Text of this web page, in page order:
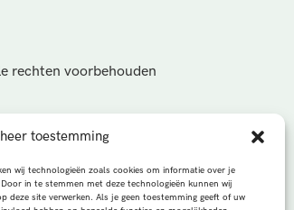
toestemming
wij technologieën zoals cookies om informatie over je
in te stemmen met deze technologieën kunnen wij
deze site verwerken. Als je geen toestemming geeft of uw
rechten voorbehouden